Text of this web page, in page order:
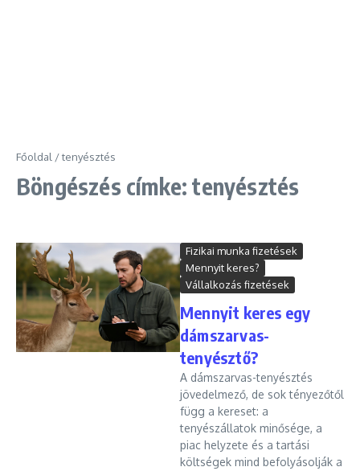
Főoldal /tenyésztés
Böngészés címke: tenyésztés
Fizikai munka fizetések
Mennyit keres?
Vállalkozás fizetések
Mennyit keres egy
dámszarvas-
tenyésztő?
A dámszarvas-tenyésztés
jövedelmező, de sok tényezőtől
függ a kereset: a
tenyészállatok minősége, a
piac helyzete és a tartási
költségek mind befolyásolják a